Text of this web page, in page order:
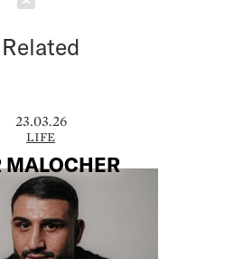
Related
23.03.26
LIFE
MALOCHER